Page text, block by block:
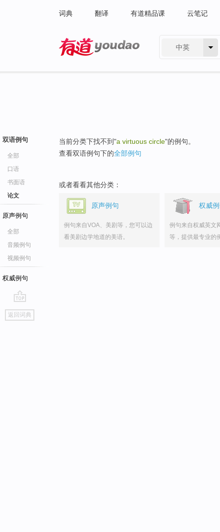
词典 翻译 有道精品课 云笔记
中英
双语例句
全部
口语
书面语
论文
原声例句
全部
音频例句
视频例句
权威例句
go
top
返回词典
当前分类下找不到"a virtuous circle"的例句。
查看双语例句下的全部例句
或者看看其他分类：
原声例句
例句来自VOA、美剧等，您可以边
看美剧边学地道的美语。
权威
例句来自权威英文
等，提供最专业的